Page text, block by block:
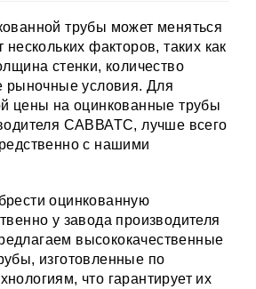
трубы может меняться
нескольких факторов, таких как
стенки, количество
рыночные условия. Для
цены на оцинкованные трубы
САВВАТС, лучше всего
с нашими
оцинкованную
у завода производителя
высококачественные
изготовленные по
что гарантирует их